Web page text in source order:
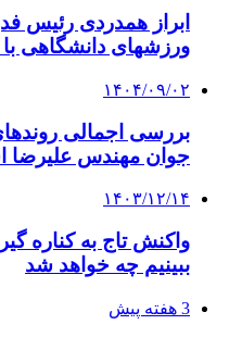
ابراز همدردی رئیس
ورزشهای دانشگاهی با
۱۴۰۴/۰۹/۰۲
بررسی اجمالی
جوان مهندس علیرضا
۱۴۰۳/۱۲/۱۴
واکنش تاج به کناره
ببینیم چه خواهد شد
3 هفته پیش